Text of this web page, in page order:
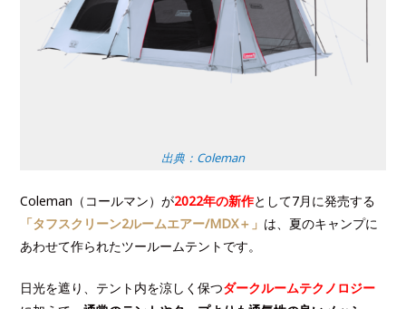
出典：Coleman
Coleman（コールマン）が2022年の新作として7月に発売する
「タフスクリーン2ルームエアー/MDX＋」 は、夏のキャンプに
あわせて作られたツールームテントです。
日光を遮り、テント内を涼しく保つダークルームテクノロジー